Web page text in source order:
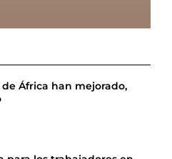
África han mejorado,